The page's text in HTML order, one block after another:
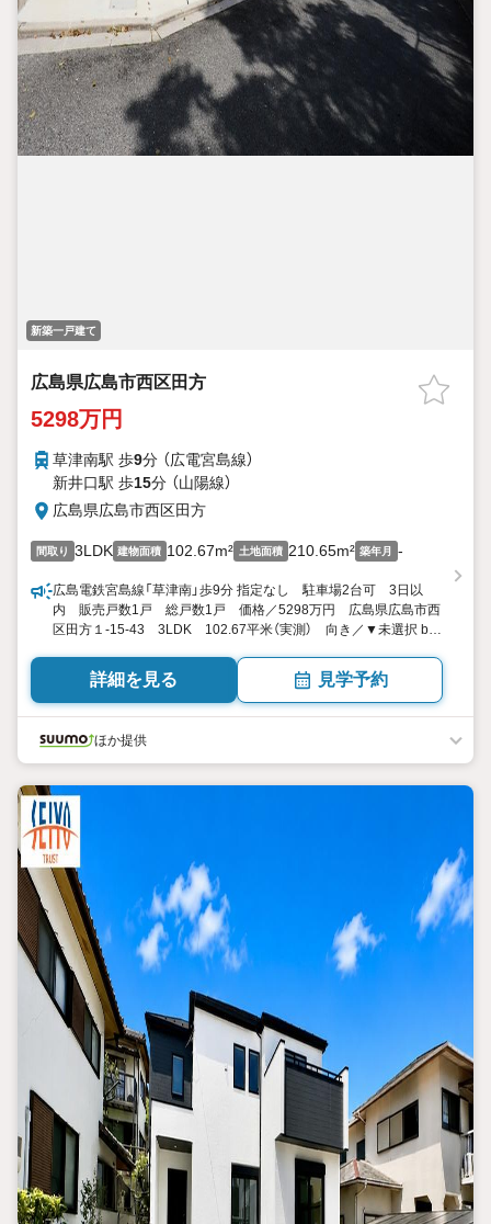
新築一戸建て
広島県広島市西区田方
5298万円
草津南駅 歩9分 （広電宮島線）
新井口駅 歩15分 （山陽線）
広島県広島市西区田方
間取り 3LDK 建物面積 102.67m² 土地面積 210.65m² 築年月 -
広島電鉄宮島線「草津南」歩9分 指定なし 駐車場2台可 3日以
内 販売戸数1戸 総戸数1戸 価格／5298万円 広島県広島市西
区田方１-15-43 3LDK 102.67平米（実測） 向き／▼未選択 by
詳細を見る 見学予約
ほか提供